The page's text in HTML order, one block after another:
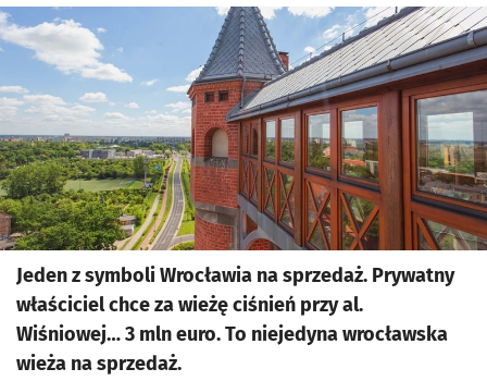
Kliknij, aby powiększyć
Jeden z symboli Wrocławia na sprzedaż. Prywatny
właściciel chce za wieżę ciśnień przy al.
Wiśniowej… 3 mln euro. To niejedyna wrocławska
wieża na sprzedaż.